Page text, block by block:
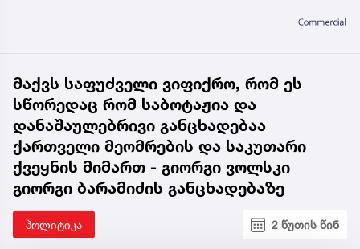
მაქვს საფუძველი ვიფიქრო, რომ ეს
სწორედაც რომ საბოტაჟია და
დანაშაულებრივი განცხადებაა
ქართველი მეომრების და საკუთარი
ქვეყნის მიმართ - გიორგი ვოლსკი
გიორგი ბარამიძის განცხადებაზე
პოლიტიკა 2 წუთის წინ